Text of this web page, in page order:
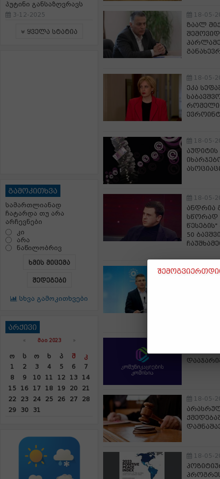
პუტინი განსაზღვრავს
3-12-2025
ყველა სტატია
გამოკითხვა
სამართლიანად
ჩატარდა თუ არა
არჩევნები
კი
არა
ნაწილობრივ
ხმის მიცემა
შედეგები
სხვა გამოკითხვები
არქივი
« ᲛᲐᲘ 2023 »
Ო Ს Ო Ხ Პ Შ
Კ
1
2 3 4 5 6
7
8
9 10 11 12 13
14
15
16 17 18 19 20
21
22
23 24 25 26 27
28
29
30 31
18-05-
ზაალ
18-05-
ეკა
18-05-
18-05-
ანდრია
სწორად
50
18-05-
18-05-
18-05-